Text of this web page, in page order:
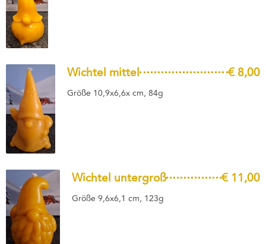
Wichtel mittel € 8,00
Größe 10,9x6,6x cm, 84g
Wichtel untergroß € 11,00
Größe 9,6x6,1 cm, 123g